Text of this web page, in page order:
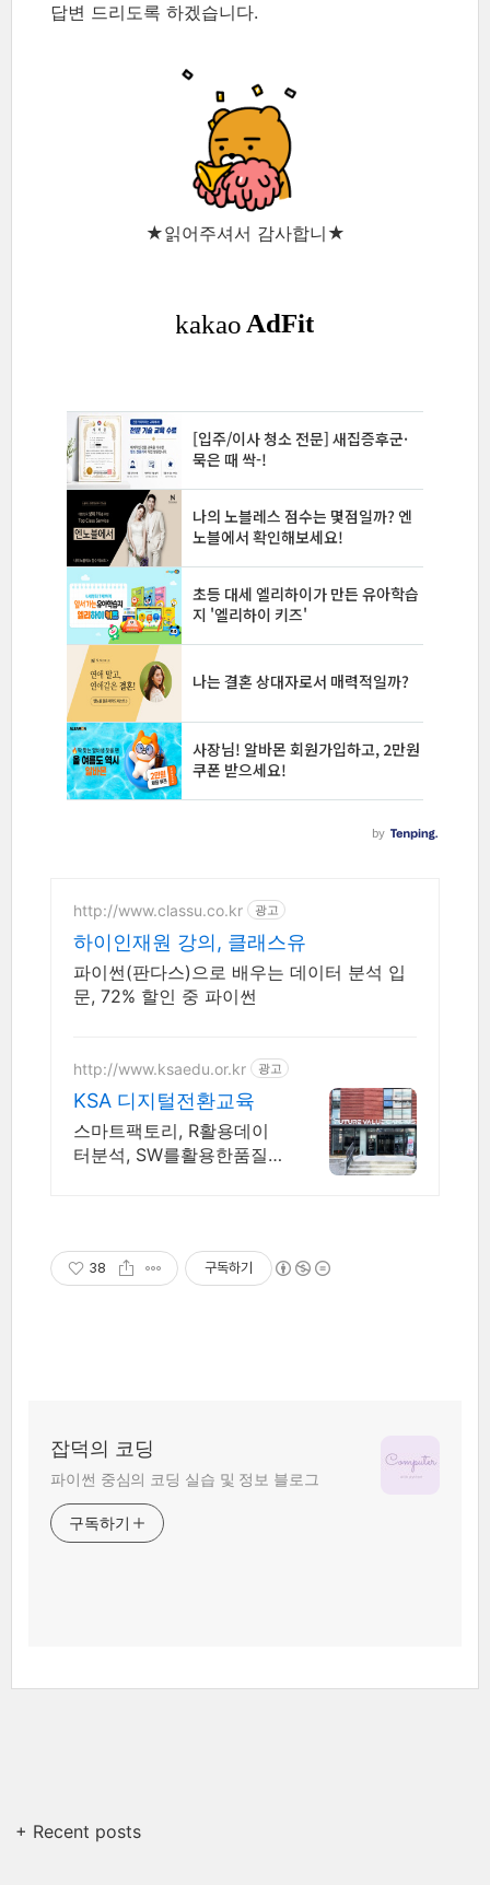
답변 드리도록 하겠습니다.
★읽어주셔서 감사합니★
http://www.classu.co.kr 광고
하이인재원 강의, 클래스유
파이썬(판다스)으로 배우는 데이터 분석 입
문, 72% 할인 중 파이썬
http://www.ksaedu.or.kr 광고
KSA 디지털전환교육
스마트팩토리, R활용데이
터분석, SW를활용한품질예
38 구독하기
잡덕의 코딩
파이썬 중심의 코딩 실습 및 정보 블로그
구독하기
+ Recent posts